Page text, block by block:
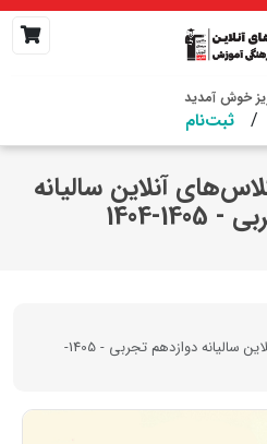
خوش آمدید
/ ثبت‌نام
( 1 ) کلاس‌های آنلاین سالیانه
1404
پکیج شماره ( 1 ) کلاس‌های آنلاین سالیانه دوازدهم تجربی - 1405-